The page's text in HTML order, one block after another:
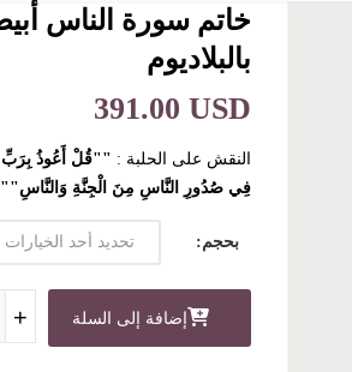
بالبلاديوم
391.00 USD
النقش على الحلبة : ""قُلْ أَعُوذُ بِرَبِّ
فِي صُدُورِ النَّاسِ مِنَ الْجِنَّةِ وَالنَّاسِ""
بحجم
+
+
+ إضافة إلى السلة